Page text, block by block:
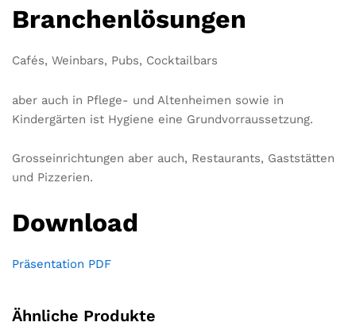
Branchenlösungen
Cafés, Weinbars, Pubs, Cocktailbars
aber auch in Pflege- und Altenheimen sowie in
Kindergärten ist Hygiene eine Grundvorraussetzung.
Grosseinrichtungen aber auch, Restaurants, Gaststätten
und Pizzerien.
Download
Präsentation PDF
Ähnliche Produkte